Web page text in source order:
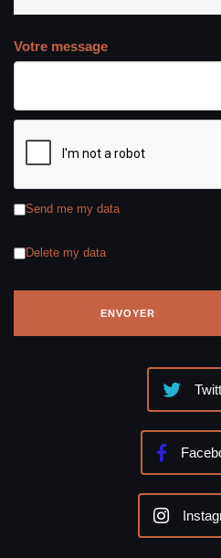
Votre message
Send me my data
Delete my data